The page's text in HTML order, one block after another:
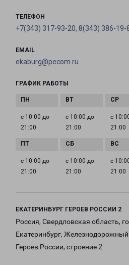
ТЕЛЕФОН
+7(343) 317-93-20, 8(343) 386-19-
EMAIL
ekaburg@pecom.ru
ГРАФИК РАБОТЫ
с 10:00 до
21:00
с 10:00 до
21:00
с
21:00
с 10:00 до
21:00
с 10:00 до
21:00
с
21:00
ЕКАТЕРИНБУРГ ГЕРОЕВ РОССИИ 2
Россия, Свердловская область,
Екатеринбург,
Героев России, строение 2